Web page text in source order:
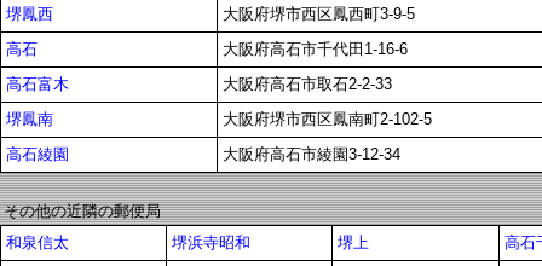
堺鳳西
大阪府堺市西区鳳西町3-9-5
高石
大阪府高石市千代田1-16-6
高石富木
大阪府高石市取石2-2-33
堺鳳南
大阪府堺市西区鳳南町2-102-5
高石綾園
大阪府高石市綾園3-12-34
その他の近隣の郵便局
和泉信太
堺浜寺昭和 堺上
高石